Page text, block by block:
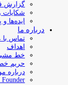
گزارش
شکایات
ایده‌ها
درباره ما
تماس با
اهداف
خط
حریم
درباره